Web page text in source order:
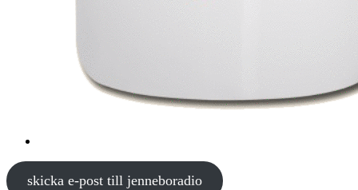
skicka e-post till jenneboradio